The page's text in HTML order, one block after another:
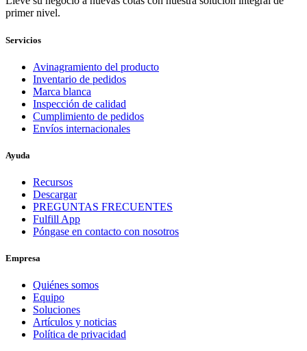
primer nivel.
Servicios
Avinagramiento del producto
Inventario de pedidos
Marca blanca
Inspección de calidad
Cumplimiento de pedidos
Envíos internacionales
Ayuda
Recursos
Descargar
PREGUNTAS FRECUENTES
Fulfill App
Póngase en contacto con nosotros
Empresa
Quiénes somos
Equipo
Soluciones
Artículos y noticias
Política de privacidad